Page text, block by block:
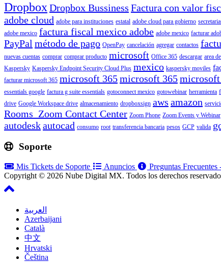
DropboxDropbox Bussiness Factura con valor
adobe cloud adobe para instituciones estatal adobe cloud para gobierno
adobe mexico factura fiscal mexico adobe adobe mexico facturar
PayPal método de pago OpenPay cancelación agregar contactos
nuevas cuentas comprar comprar producto microsoft Office 365 descargar area
Kaspersky Kaspersky Endpoint Security Cloud Plus mexico kaspersky moviles
facturar microsoft 365 microsoft 365microsoft 365
essentials google factura g suite essentials gotoconnect mexico gotowebinar herramienta
drive Google Workspace drive almacenamiento dropboxsign aws amazon
Rooms Zoom Contact Center Zoom Phone Zoom Events y Webinar
autodeskautocad consumo root transferencia bancaria pesos GCP valida
Soporte
Mis Tickets de Soporte Anuncios Preguntas Frecuentes
Copyright © 2026 Nube Digital MX. Todos los derechos
العربية
Azerbaijani
Català
中文
Hrvatski
Čeština